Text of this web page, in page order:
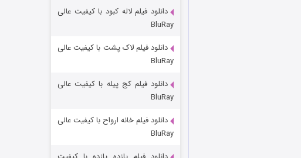
شوهر
دانلود فیلم لاله کبود با کیفیت عالی
BluRay
دانلود فیلم لاک پشت با کیفیت عالی
BluRay
دانلود فیلم کج‌ پیله با کیفیت عالی
BluRay
دانلود فیلم خانه ارواح با کیفیت عالی
BluRay